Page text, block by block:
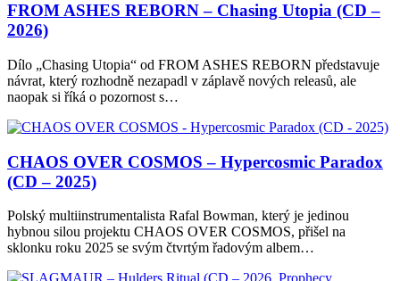
FROM ASHES REBORN – Chasing Utopia (CD –
2026)
Dílo „Chasing Utopia“ od FROM ASHES REBORN představuje
návrat, který rozhodně nezapadl v záplavě nových releasů, ale
naopak si říká o pozornost s…
CHAOS OVER COSMOS – Hypercosmic Paradox
(CD – 2025)
Polský multiinstrumentalista Rafal Bowman, který je jedinou
hybnou silou projektu CHAOS OVER COSMOS, přišel na
sklonku roku 2025 se svým čtvrtým řadovým albem…